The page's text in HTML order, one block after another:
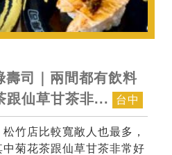
壽司｜兩間都有飲料
跟仙草甘茶非...
台中
竹店比較寬敞人也最多，
菊花茶跟仙草甘茶非常好